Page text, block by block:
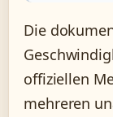
Die
offiziellen
mehreren